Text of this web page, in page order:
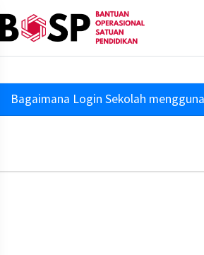
Bagaimana Login Sekolah